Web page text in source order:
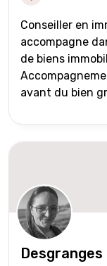
Conseiller en
accompagne
de biens immobiliers. Avis de
avant du bien
international)
acquéreurs
réseau Iad